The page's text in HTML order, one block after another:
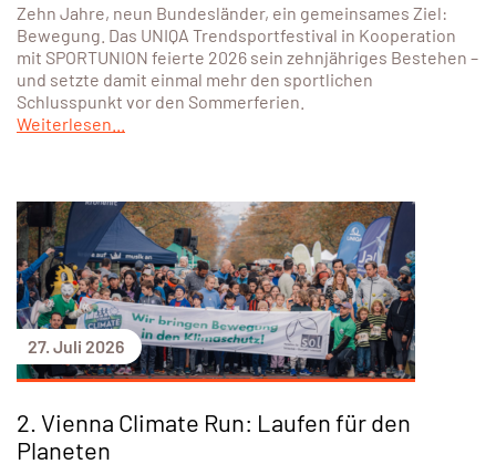
Zehn Jahre, neun Bundesländer, ein gemeinsames Ziel:
Bewegung. Das UNIQA Trendsportfestival in Kooperation
mit SPORTUNION feierte 2026 sein zehnjähriges Bestehen –
und setzte damit einmal mehr den sportlichen
Schlusspunkt vor den Sommerferien.
Weiterlesen...
27. Juli 2026
2. Vienna Climate Run: Laufen für den
Planeten